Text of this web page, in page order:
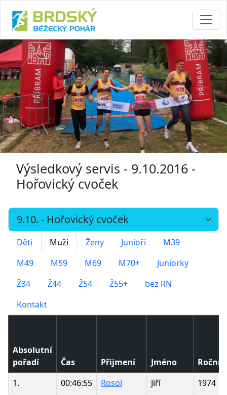
Výsledkový servis - 9.10.2016 -
Hořovický cvoček
Děti Muži Ženy Junioři
M39
M49
M59 M69 M70+
Juniorky
Ž34
Ž44 Ž54 Ž55+
bez RN
Kontakt
Absolutní
pořadí
Čas Přijmení Jméno
Ročník
1.
00:46:55 Rosol Jiří 1974